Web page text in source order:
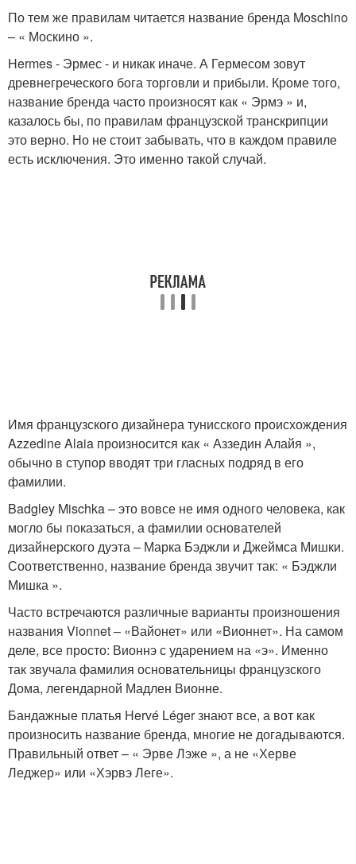
По тем же правилам читается название бренда Moschino
– « Москино ».
Hermes - Эрмес - и никак иначе. А Гермесом зовут
древнегреческого бога торговли и прибыли. Кроме того,
название бренда часто произносят как « Эрмэ » и,
казалось бы, по правилам французской транскрипции
это верно. Но не стоит забывать, что в каждом правиле
есть исключения. Это именно такой случай.
Имя французского дизайнера тунисского происхождения
Azzedine Alaia произносится как « Аззедин Алайя »,
обычно в ступор вводят три гласных подряд в его
фамилии.
Badgley Mischka – это вовсе не имя одного человека, как
могло бы показаться, а фамилии основателей
дизайнерского дуэта – Марка Бэджли и Джеймса Мишки.
Соответственно, название бренда звучит так: « Бэджли
Мишка ».
Часто встречаются различные варианты произношения
названия Vionnet – «Вайонет» или «Вионнет». На самом
деле, все просто: Вионнэ с ударением на «э». Именно
так звучала фамилия основательницы французского
Дома, легендарной Мадлен Вионне.
Бандажные платья Hervé Léger знают все, а вот как
произносить название бренда, многие не догадываются.
Правильный ответ – « Эрве Лэже », а не «Херве
Леджер» или «Хэрвэ Леге».